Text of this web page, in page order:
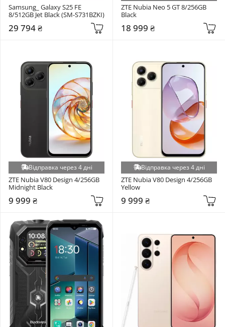
Samsung_ Galaxy S25 FE
8/512GB Jet Black (SM-S731BZKI)
29 794 ₴
ZTE Nubia Neo 5 GT 8/256GB
Black
18 999 ₴
Відправка через 4 дні
ZTE Nubia V80 Design 4/256GB
Midnight Black
9 999 ₴
Відправка через 4 дні
ZTE Nubia V80 Design 4/256GB
Yellow
9 999 ₴